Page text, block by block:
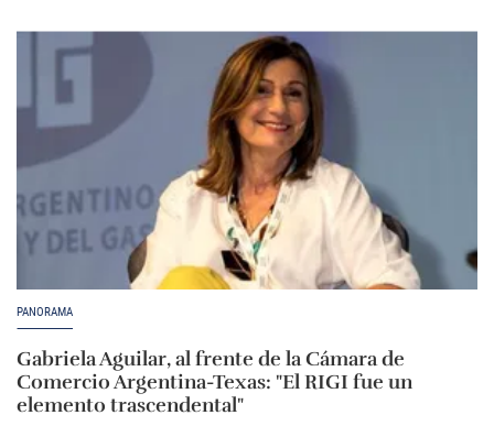
PANORAMA
Gabriela Aguilar, al frente de la Cámara de
Comercio Argentina-Texas: "El RIGI fue un
elemento trascendental"